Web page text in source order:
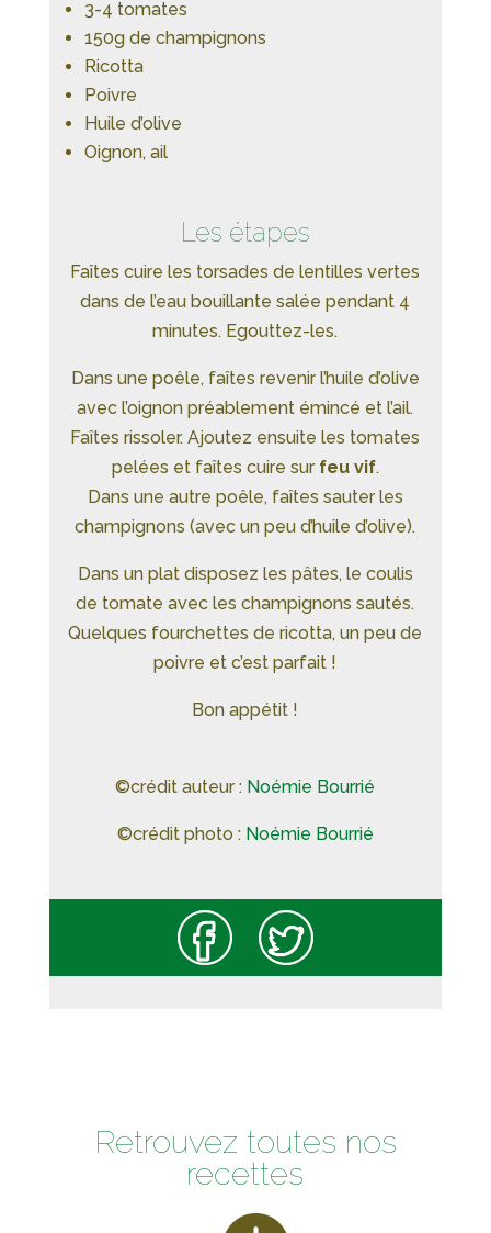
3-4 tomates
150g de champignons
Ricotta
Poivre
Huile d’olive
Oignon, ail
Les étapes
Faîtes cuire les torsades de lentilles vertes
dans de l’eau bouillante salée pendant 4
minutes. Egouttez-les.
Dans une poêle, faîtes revenir l’huile d’olive
avec l’oignon préablement émincé et l’ail.
Faîtes rissoler. Ajoutez ensuite les tomates
pelées et faîtes cuire sur feu vif.
Dans une autre poêle, faîtes sauter les
champignons (avec un peu d’huile d’olive).
Dans un plat disposez les pâtes, le coulis
de tomate avec les champignons sautés.
Quelques fourchettes de ricotta, un peu de
poivre et c’est parfait !
Bon appétit !
©crédit auteur : Noémie Bourrié
©crédit photo : Noémie Bourrié
Retrouvez toutes nos
recettes